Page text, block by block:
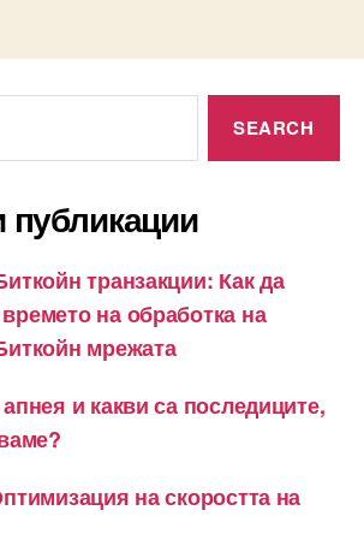
транзакции: Как да
на обработка на
мрежата
и какви са последиците,
на скоростта на